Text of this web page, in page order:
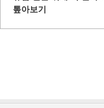
톺아보기